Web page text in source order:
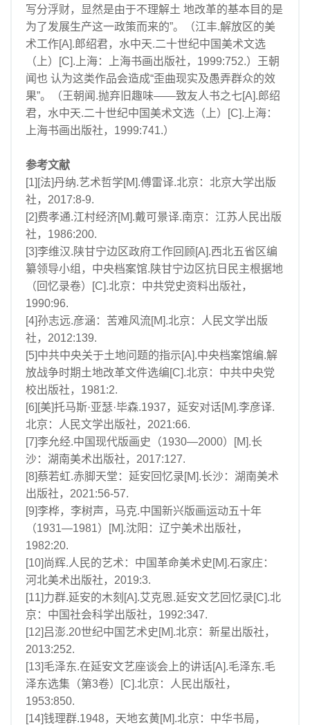
写分浮财，显然是由于不理解土 地改革的基本目的是
为了发展生产这一政策而来的”。（江丰.解放区的美
术工作[A].郎绍君，水中天.二十世纪中国美术文选
（上）[C].上海：上海书画出版社，1999:752.）王朝
闻也 认为这类作品会造成“歪曲现实及愚弄群众的效
果”。（王朝闻.抛弃旧趣味——致友人书之七[A].郎绍
君，水中天.二十世纪中国美术文选（上）[C].上海：
上海书画出版社，1999:741.）
参考文献
[1][法]丹纳.艺术哲学[M].傅雷译.北京：北京大学出版
社，2017:8-9.
[2]费孝通.江村经济[M].戴可景译.南京：江苏人民出版
社，1986:200.
[3]李维汉.陕甘宁边区政府工作回顾[A].西北五省区编
纂领导小组，中央档案馆.陕甘宁边区抗日民主根据地
（回忆录卷）[C].北京：中共党史资料出版社，
1990:96.
[4]孙志远.彦涵：苦难风流[M].北京：人民文学出版
社，2012:139.
[5]中共中央关于土地问题的指示[A].中央档案馆编.解
放战争时期土地改革文件选编[C].北京：中共中央党
校出版社，1981:2.
[6][美]托马斯·亚瑟·毕森.1937，延安对话[M].李彦译.
北京：人民文学出版社，2021:66.
[7]李允经.中国现代版画史（1930—2000）[M].长
沙：湖南美术出版社，2017:127.
[8]蔡若虹.赤脚天堂：延安回忆录[M].长沙：湖南美术
出版社，2021:56-57.
[9]李桦，李树声，马克.中国新兴版画运动五十年
（1931—1981）[M].沈阳：辽宁美术出版社，
1982:20.
[10]尚辉.人民的艺术：中国革命美术史[M].石家庄：
河北美术出版社，2019:3.
[11]力群.延安的木刻[A].艾克恩.延安文艺回忆录[C].北
京：中国社会科学出版社，1992:347.
[12]吕澎.20世纪中国艺术史[M].北京：新星出版社，
2013:252.
[13]毛泽东.在延安文艺座谈会上的讲话[A].毛泽东.毛
泽东选集（第3卷）[C].北京：人民出版社，
1953:850.
[14]钱理群.1948，天地玄黄[M].北京：中华书局，